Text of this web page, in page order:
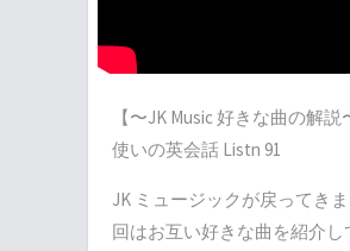
【〜JK Music 好きな曲の解説
使いの英会話 Listn 91
JK ミュージックが戻ってき
回はお互い好きな曲を紹介し